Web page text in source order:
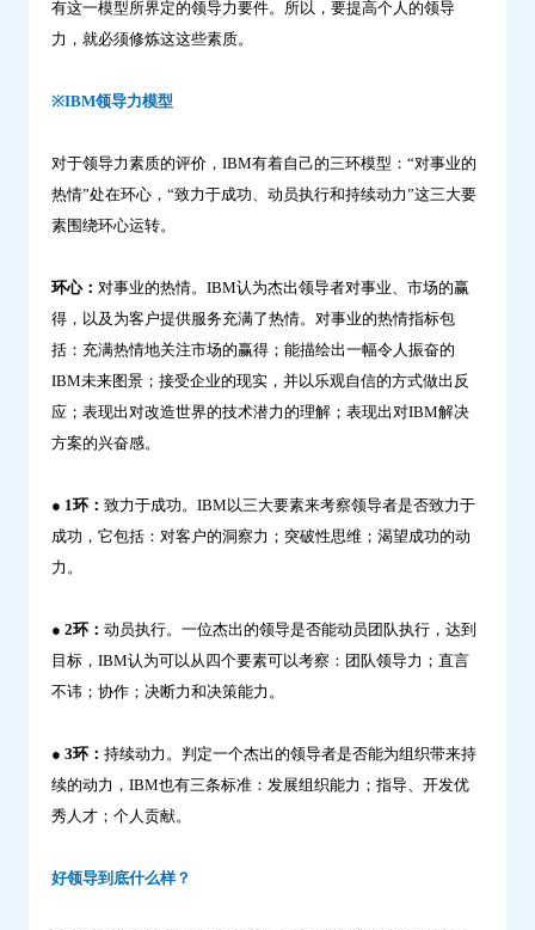
有这一模型所界定的领导力要件。所以，要提高个人的领导
力，就必须修炼这这些素质。
※IBM领导力模型
对于领导力素质的评价，IBM有着自己的三环模型：“对事业的
热情”处在环心，“致力于成功、动员执行和持续动力”这三大要
素围绕环心运转。
环心： 对事业的热情。IBM认为杰出领导者对事业、市场的赢
得，以及为客户提供服务充满了热情。对事业的热情指标包
括：充满热情地关注市场的赢得；能描绘出一幅令人振奋的
IBM未来图景；接受企业的现实，并以乐观自信的方式做出反
应；表现出对改造世界的技术潜力的理解；表现出对IBM解决
方案的兴奋感。
● 1环： 致力于成功。IBM以三大要素来考察领导者是否致力于
成功，它包括：对客户的洞察力；突破性思维；渴望成功的动
力。
● 2环： 动员执行。一位杰出的领导是否能动员团队执行，达到
目标，IBM认为可以从四个要素可以考察：团队领导力；直言
不讳；协作；决断力和决策能力。
● 3环： 持续动力。判定一个杰出的领导者是否能为组织带来持
续的动力，IBM也有三条标准：发展组织能力；指导、开发优
秀人才；个人贡献。
好领导到底什么样？